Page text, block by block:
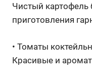
Чистый картофель
приготовления
• Томаты
Красивые и